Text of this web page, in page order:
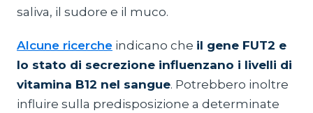
saliva, il sudore e il muco.
Alcune ricerche indicano che il gene FUT2 e
lo stato di secrezione influenzano i livelli di
vitamina B12 nel sangue. Potrebbero inoltre
influire sulla predisposizione a determinate